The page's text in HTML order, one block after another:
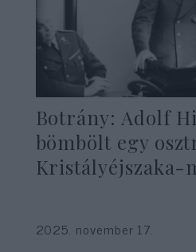
Botrány: Adolf
bömbölt egy
Kristályéjszaka-
2025. november 17.